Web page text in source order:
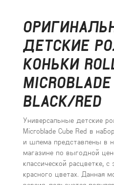
ДЕТСКИЕ
КОНЬКИ
BLACK/RED
Универсальные детские
Microblade Cube Red в
и шлема представлены в
магазине по выгодной
классической расцветке,
красного цветах. Данная